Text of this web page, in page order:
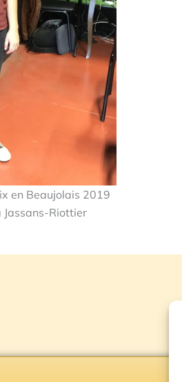
en Beaujolais 2019
Jassans-Riottier